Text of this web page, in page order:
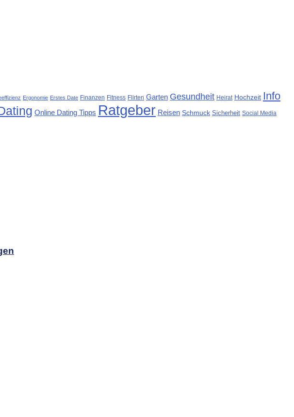
Ergonomie Erstes Date Finanzen Fitness Flirten Garten Gesundheit Heirat Hochzeit Info
Online Dating Tipps Ratgeber Reisen Schmuck Sicherheit Social Media